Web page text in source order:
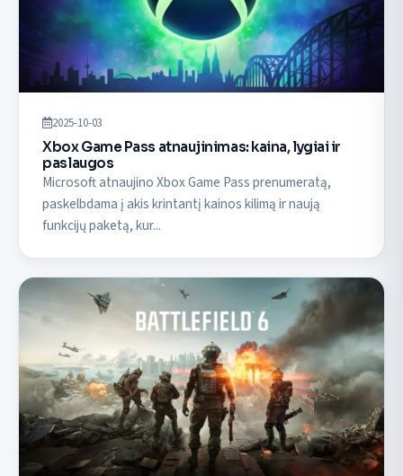
2025-10-03
Xbox Game Pass atnaujinimas: kaina, lygiai ir
paslaugos
Microsoft atnaujino Xbox Game Pass prenumeratą,
paskelbdama į akis krintantį kainos kilimą ir naują
funkcijų paketą, kur...